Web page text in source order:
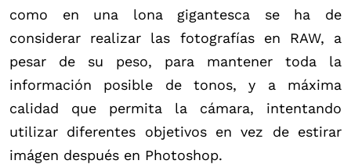
como en una lona gigantesca se ha de
considerar realizar las fotografías en RAW, a
pesar de su peso, para mantener toda la
información posible de tonos, y a máxima
calidad que permita la cámara, intentando
utilizar diferentes objetivos en vez de estirar
imágen después en Photoshop.